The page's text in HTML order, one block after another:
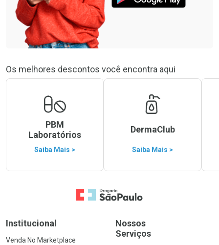
Os melhores descontos você encontra aqui
PBM
Laboratórios
Saiba Mais >
DermaClub
Saiba Mais >
Ir para a Home
Institucional
Venda No Marketplace
Nossos
Serviços